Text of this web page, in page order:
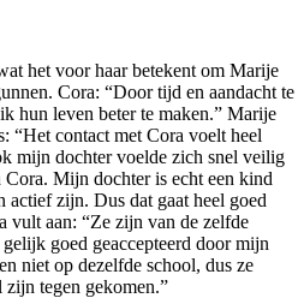
het voor haar betekent om Marije
Cora: “Door tijd en aandacht te
hun leven beter te maken.” Marije
“Het contact met Cora voelt heel
mijn dochter voelde zich snel veilig
Mijn dochter is echt een kind
actief zijn. Dus dat gaat heel goed
vult aan: “Ze zijn van de zelfde
goed geaccepteerd door mijn
niet op dezelfde school, dus ze
zijn tegen gekomen.”